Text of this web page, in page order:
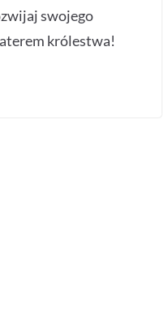
swojego
królestwa!